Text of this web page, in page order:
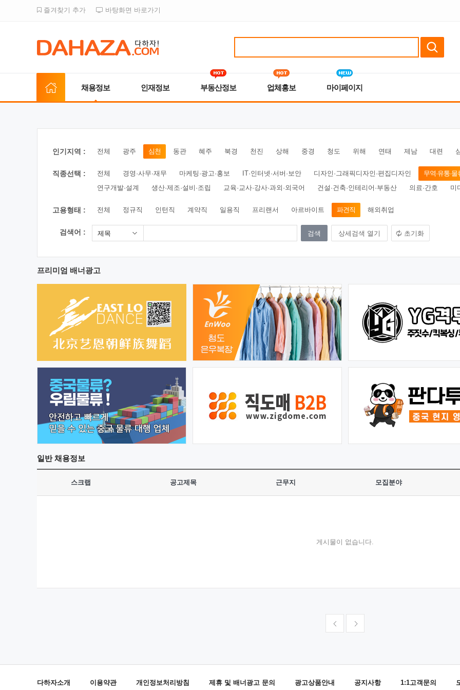
즐겨찾기 추가 바탕화면 바로가기
채용정보 인재정보 부동산정보 업체홍보 마이페이지
인기지역 : 전체 광주 심천 동관 혜주 북경 천진 상해 중경 청도 위해 연태 제남 대련
직종선택 : 전체 경영·사무·재무 마케팅·광고·홍보 IT·인터넷·서버·보안 디자인·그래픽디자인·편집디자인
무역·유통·물
연구개발·설계
생산·제조·설비·조립 교육·교사·강사·과외·외국어 건설·건축·인테리어·부동산 의료·간호 미
고용형태 : 전체 정규직 인턴직 계약직 일용직 프리랜서 아르바이트 파견직 해외취업
검색어 : 제목 상세검색 열기 초기화
프리미엄 배너광고
일반채용정보
스크랩 공고제목 근무지 모집분야
게시물이 없습니다.
다하자소개 이용약관 개인정보처리방침 제휴 및 배너광고 문의 광고상품안내 공지사항 1:1고객문의